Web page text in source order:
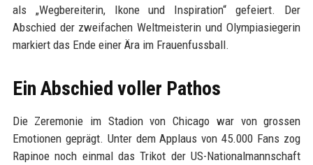
als „Wegbereiterin, Ikone und Inspiration“ gefeiert. Der
Abschied der zweifachen Weltmeisterin und Olympiasiegerin
markiert das Ende einer Ära im Frauenfussball.
Ein Abschied voller Pathos
Die Zeremonie im Stadion von Chicago war von grossen
Emotionen geprägt. Unter dem Applaus von 45.000 Fans zog
Rapinoe noch einmal das Trikot der US-Nationalmannschaft